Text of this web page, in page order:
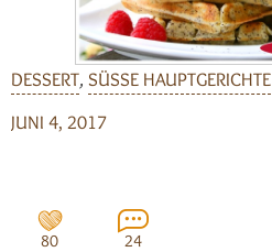
DESSERT, SÜSSE HAUPTGERICHTE
JUNI 4, 2017
80 24